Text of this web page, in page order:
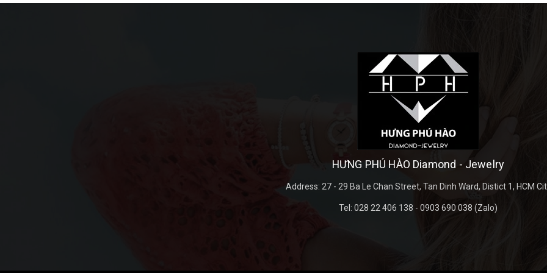
HƯNG PHÚ HÀO Diamond - Jewelry
Address: 27 - 29 Ba Le Chan Street, Tan Dinh Ward, Distict 1, HCM
Tel: 028 22 406 138 - 0903 690 038 (Zalo)